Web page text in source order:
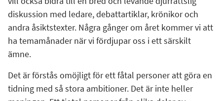
diskussion med ledare, debattartiklar, krönikor och
andra åsiktstexter. Några gånger om året kommer vi att
ha temamånader när vi fördjupar oss i ett särskilt
ämne.
Det är förstås omöjligt för ett fåtal personer att göra en
tidning med så stora ambitioner. Det är inte heller